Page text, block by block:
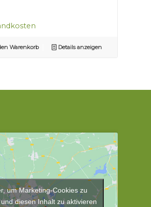
Warenkorb Details anzeigen
um Marketing-Cookies zu
diesen Inhalt zu aktivieren